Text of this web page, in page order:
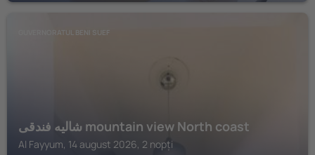
GUVERNORATUL BENI SUEF
شاليه فندقى mountain view North coast
Al Fayyum, 14 august 2026, 2 nopți